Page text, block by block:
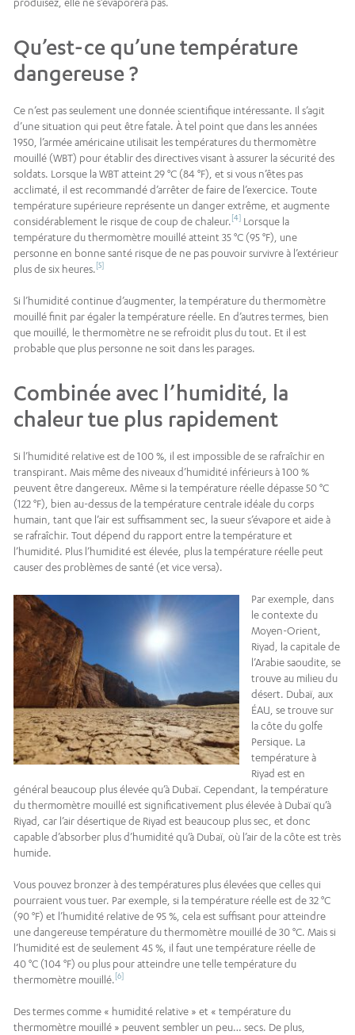
Qu’est-ce qu’une température
dangereuse ?
Ce n’est pas seulement une donnée scientifique intéressante. Il s’agit
d’une situation qui peut être fatale. À tel point que dans les années
1950, l’armée américaine utilisait les températures du thermomètre
mouillé (WBT) pour établir des directives visant à assurer la sécurité des
soldats. Lorsque la WBT atteint 29 °C (84 °F), et si vous n’êtes pas
acclimaté, il est recommandé d’arrêter de faire de l’exercice. Toute
température supérieure représente un danger extrême, et augmente
considérablement le risque de coup de chaleur. [4] Lorsque la
température du thermomètre mouillé atteint 35 °C (95 °F), une
personne en bonne santé risque de ne pas pouvoir survivre à l’extérieur
plus de six heures. [5]
Si l’humidité continue d’augmenter, la température du thermomètre
mouillé finit par égaler la température réelle. En d’autres termes, bien
que mouillé, le thermomètre ne se refroidit plus du tout. Et il est
probable que plus personne ne soit dans les parages.
Combinée avec l’humidité, la
chaleur tue plus rapidement
Si l’humidité relative est de 100 %, il est impossible de se rafraîchir en
transpirant. Mais même des niveaux d’humidité inférieurs à 100 %
peuvent être dangereux. Même si la température réelle dépasse 50 °C
(122 °F), bien au-dessus de la température centrale idéale du corps
humain, tant que l’air est suffisamment sec, la sueur s’évapore et aide à
se rafraîchir. Tout dépend du rapport entre la température et
l’humidité. Plus l’humidité est élevée, plus la température réelle peut
causer des problèmes de santé (et vice versa).
Par exemple, dans
le contexte du
Moyen-Orient,
Riyad, la capitale de
l’Arabie saoudite, se
trouve au milieu du
désert. Dubaï, aux
ÉAU, se trouve sur
la côte du golfe
Persique. La
température à
Riyad est en
général beaucoup plus élevée qu’à Dubaï. Cependant, la température
du thermomètre mouillé est significativement plus élevée à Dubaï qu’à
Riyad, car l’air désertique de Riyad est beaucoup plus sec, et donc
capable d’absorber plus d’humidité qu’à Dubaï, où l’air de la côte est très
humide.
Vous pouvez bronzer à des températures plus élevées que celles qui
pourraient vous tuer. Par exemple, si la température réelle est de 32 °C
(90 °F) et l’humidité relative de 95 %, cela est suffisant pour atteindre
une dangereuse température du thermomètre mouillé de 30 °C. Mais si
l’humidité est de seulement 45 %, il faut une température réelle de
40 °C (104 °F) ou plus pour atteindre une telle température du
thermomètre mouillé. [6]
Des termes comme « humidité relative » et « température du
thermomètre mouillé » peuvent sembler un peu… secs. De plus,